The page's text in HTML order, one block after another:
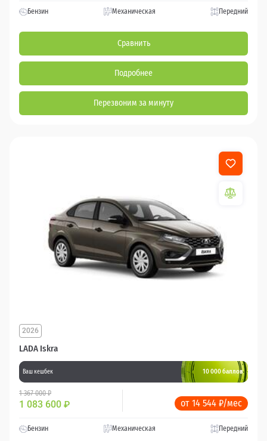
Бензин Механическая Передний
Сравнить
Подробнее
Перезвоним за минуту
LADA Iskra
2026
Ваш кешбек 10 000 баллов
1 367 000 ₽
1 083 600 ₽ от 14 544 ₽/мес
Бензин Механическая Передний